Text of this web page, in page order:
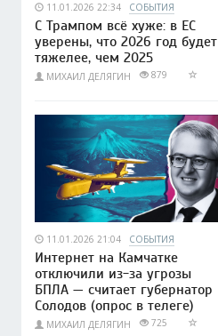
11.01.2026 22:34 СОБЫТИЯ
С Трампом всё хуже: в ЕС
уверены, что 2026 год будет
тяжелее, чем 2025
МИХАИЛ ДЕЛЯГИН 879
11.01.2026 21:04 СОБЫТИЯ
Интернет на Камчатке
отключили из-за угрозы
БПЛА — считает губернатор
Солодов (опрос в телеге)
МИХАИЛ ДЕЛЯГИН 725